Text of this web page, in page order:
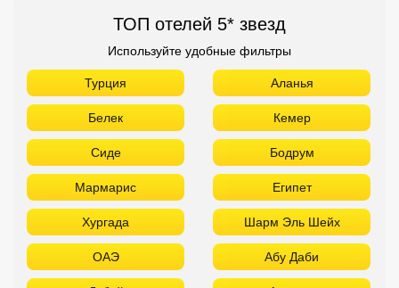
ТОП отелей 5* звезд
Используйте удобные фильтры
Турция Аланья
Белек Кемер
Сиде Бодрум
Мармарис Египет
Хургада Шарм Эль Шейх
ОАЭ Абу Даби